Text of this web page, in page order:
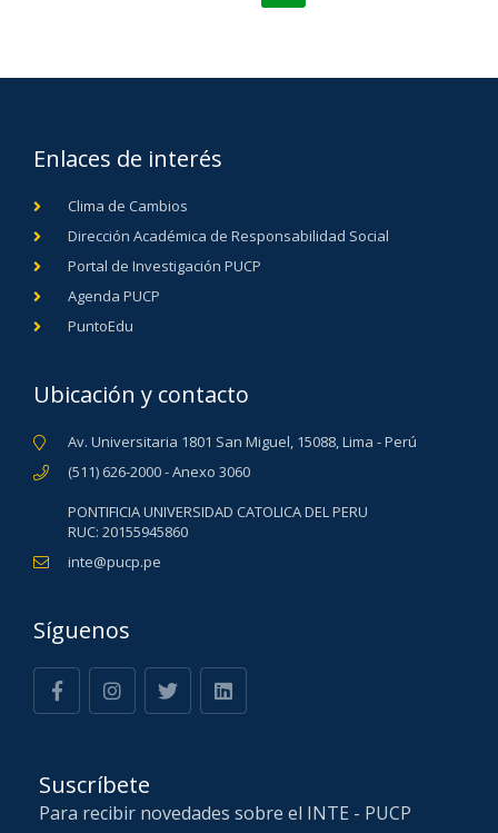
Enlaces de interés
Clima de Cambios
Dirección Académica de Responsabilidad Social
Portal de Investigación PUCP
Agenda PUCP
PuntoEdu
Ubicación y contacto
Av. Universitaria 1801 San Miguel, 15088, Lima - Perú
(511) 626-2000 - Anexo 3060
PONTIFICIA UNIVERSIDAD CATOLICA DEL PERU
RUC: 20155945860
inte@pucp.pe
Síguenos
Suscríbete
Para recibir novedades sobre el INTE - PUCP